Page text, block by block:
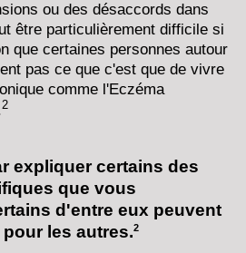
ou des désaccords dans
être particulièrement difficile si
que certaines personnes autour
pas ce que c'est que de vivre
comme l'Eczéma
2
expliquer certains des
que vous
d'entre eux peuvent
les autres.2